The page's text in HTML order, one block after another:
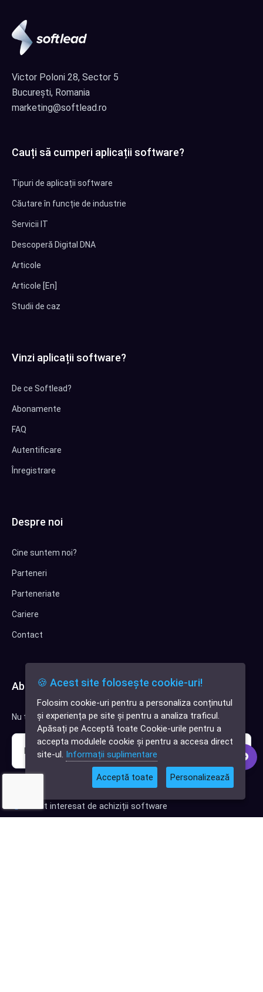
✕
Cauți o aplicație
software?
Victor Poloni 28, Sector 5
București, Romania
marketing@softlead.ro
Cauți să cumperi aplicații software?
Tipuri de aplicații software
Căutare în funcție de industrie
Servicii IT
Descoperă Digital DNA
Articole
Articole [En]
Studii de caz
Vinzi aplicații software?
De ce Softlead?
Abonamente
FAQ
Autentificare
Înregistrare
Despre noi
Cine suntem noi?
Parteneri
Parteneriate
Cariere
Contact
Abonează-te la newsletter
Nu trimitem spam, deci nu îți face griji.
Sunt interesat de clienți pentru compania mea IT
Sunt interesat de achiziții software
🍪 Acest site folosește cookie-uri!
Folosim cookie-uri pentru a personaliza conținutul
și experiența pe site și pentru a analiza traficul.
Apăsați pe Acceptă toate Cookie-urile pentru a
accepta modulele cookie și pentru a accesa direct
site-ul. Informații suplimentare
Acceptă toate Personalizează